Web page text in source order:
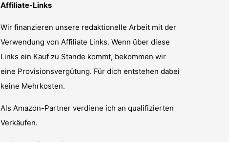
Affiliate-Links
Wir finanzieren unsere redaktionelle Arbeit mit der
Verwendung von Affiliate Links. Wenn über diese
Links ein Kauf zu Stande kommt, bekommen wir
eine Provisionsvergütung. Für dich entstehen dabei
keine Mehrkosten.
Als Amazon-Partner verdiene ich an qualifizierten
Verkäufen.